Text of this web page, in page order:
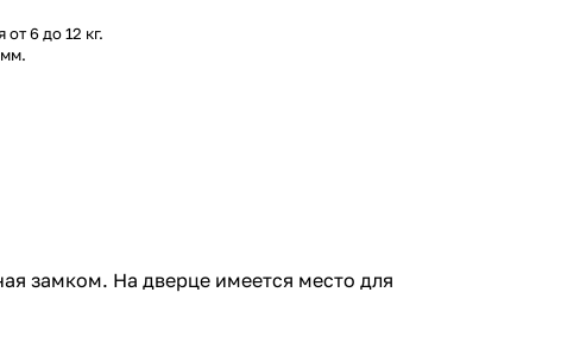
6 до 12 кг.
замком. На дверце имеется место для